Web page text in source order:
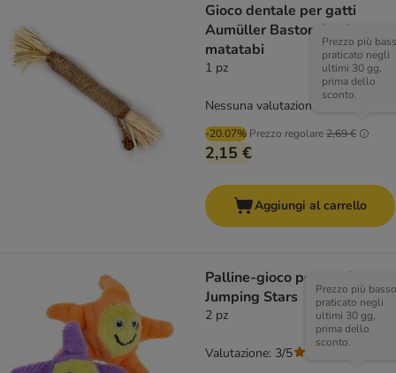
Gioco dentale per gatti
Aumüller Bastoncino in
matatabi
1 pz
-20.07% Prezzo regolare2,69 €
Prezzo più
praticato negli
ultimi 30 gg,
prima dello
sconto.
2,15 €
Nessuna valutazione
Aggiungi al carrello
Palline-gioco per gatti
Jumping Stars
2 pz
Prezzo più basso
praticato negli
ultimi 30 gg,
prima dello
sconto.
Valutazione: 3/5